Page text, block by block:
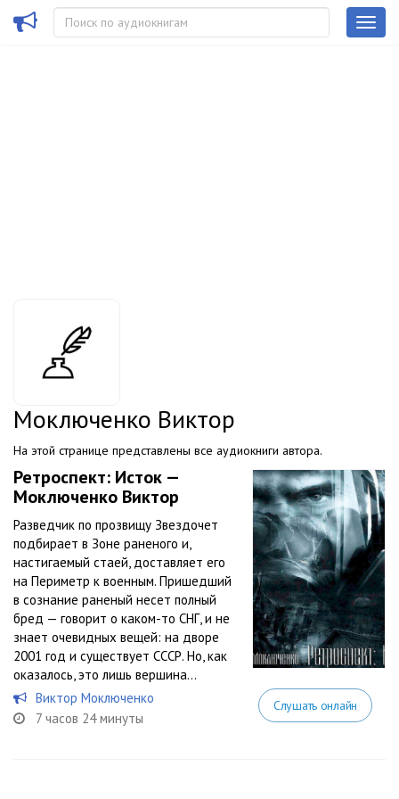
Моключенко Виктор
На этой странице представлены все аудиокниги автора.
Ретроспект: Исток —
Моключенко Виктор
Разведчик по прозвищу Звездочет
подбирает в Зоне раненого и,
настигаемый стаей, доставляет его
на Периметр к военным. Пришедший
в сознание раненый несет полный
бред — говорит о каком-то СНГ, и не
знает очевидных вещей: на дворе
2001 год и существует СССР. Но, как
оказалось, это лишь вершина...
Виктор Моключенко
7 часов 24 минуты
Слушать онлайн